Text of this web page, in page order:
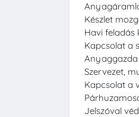
Készlet
Havi feladás
Kapcsolat a
Anyaggazda
Szervezet,
Kapcsolat a
Jelszóval